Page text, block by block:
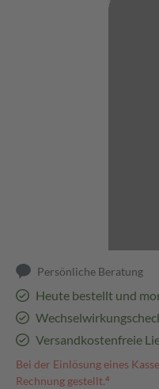
Persönliche Beratung
Heute bestellt und
Versandkostenfreie
Bei der Einlösung eines
Rechnung gestellt.⁴